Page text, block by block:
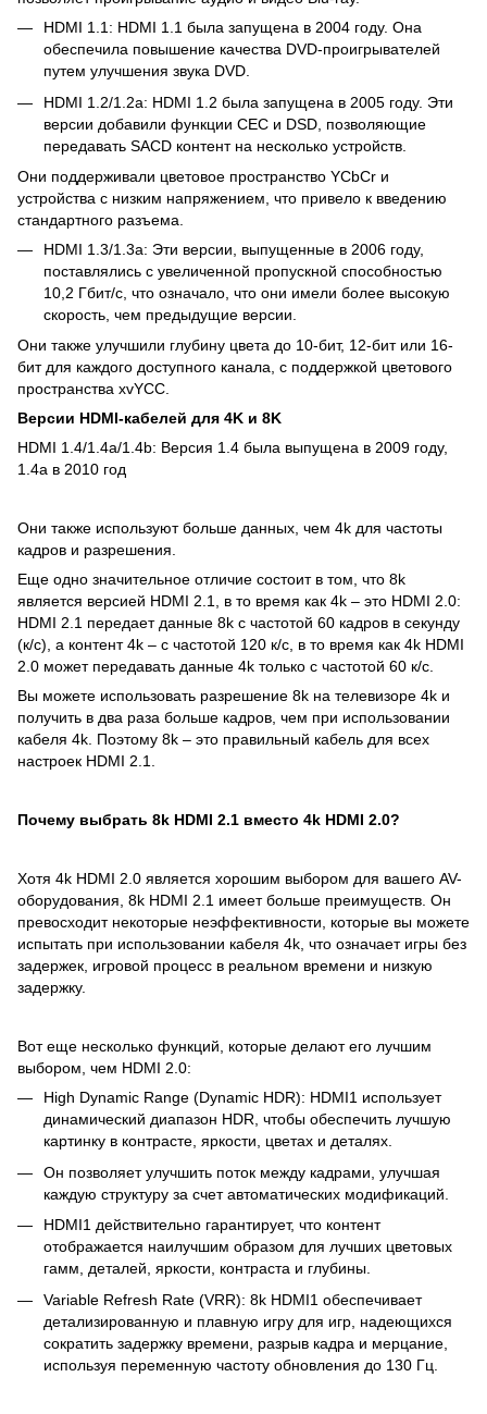
HDMI 1.1: HDMI 1.1 была запущена в 2004 году. Она
обеспечила повышение качества DVD-проигрывателей
путем улучшения звука DVD.
HDMI 1.2/1.2a: HDMI 1.2 была запущена в 2005 году. Эти
версии добавили функции CEC и DSD, позволяющие
передавать SACD контент на несколько устройств.
Они поддерживали цветовое пространство YCbCr и
устройства с низким напряжением, что привело к введению
стандартного разъема.
HDMI 1.3/1.3a: Эти версии, выпущенные в 2006 году,
поставлялись с увеличенной пропускной способностью
10,2 Гбит/с, что означало, что они имели более высокую
скорость, чем предыдущие версии.
Они также улучшили глубину цвета до 10-бит, 12-бит или 16-
бит для каждого доступного канала, с поддержкой цветового
пространства xvYCC.
Версии HDMI-кабелей для 4K и 8K
HDMI 1.4/1.4a/1.4b: Версия 1.4 была выпущена в 2009 году,
1.4а в 2010 год
Они также используют больше данных, чем 4k для частоты
кадров и разрешения.
Еще одно значительное отличие состоит в том, что 8k
является версией HDMI 2.1, в то время как 4k – это HDMI 2.0:
HDMI 2.1 передает данные 8k с частотой 60 кадров в секунду
(к/с), а контент 4k – с частотой 120 к/с, в то время как 4k HDMI
2.0 может передавать данные 4k только с частотой 60 к/с.
Вы можете использовать разрешение 8k на телевизоре 4k и
получить в два раза больше кадров, чем при использовании
кабеля 4k. Поэтому 8k – это правильный кабель для всех
настроек HDMI 2.1.
Почему выбрать 8k HDMI 2.1 вместо 4k HDMI 2.0?
Хотя 4k HDMI 2.0 является хорошим выбором для вашего AV-
оборудования, 8k HDMI 2.1 имеет больше преимуществ. Он
превосходит некоторые неэффективности, которые вы можете
испытать при использовании кабеля 4k, что означает игры без
задержек, игровой процесс в реальном времени и низкую
задержку.
Вот еще несколько функций, которые делают его лучшим
выбором, чем HDMI 2.0:
High Dynamic Range (Dynamic HDR): HDMI1 использует
динамический диапазон HDR, чтобы обеспечить лучшую
картинку в контрасте, яркости, цветах и деталях.
Он позволяет улучшить поток между кадрами, улучшая
каждую структуру за счет автоматических модификаций.
HDMI1 действительно гарантирует, что контент
отображается наилучшим образом для лучших цветовых
гамм, деталей, яркости, контраста и глубины.
Variable Refresh Rate (VRR): 8k HDMI1 обеспечивает
детализированную и плавную игру для игр, надеющихся
сократить задержку времени, разрыв кадра и мерцание,
используя переменную частоту обновления до 130 Гц.